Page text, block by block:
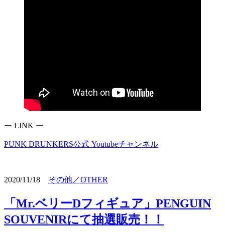
ー LINK ー
PUNK DRUNKERS公式 Youtubeチャンネル
2020/11/18 その他／OTHER
「Mr.ベリーDフィギュア」PENGUIN
SOUVENIRにて抽選販売！！